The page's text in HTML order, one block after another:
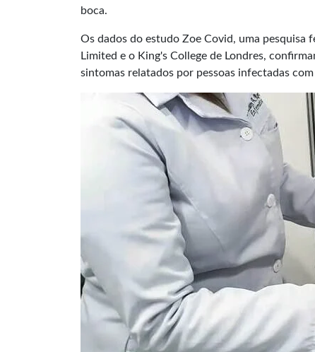
boca.
Os dados do estudo Zoe Covid, uma
Limited e o King's College de Londres,
sintomas relatados por pessoas infectadas